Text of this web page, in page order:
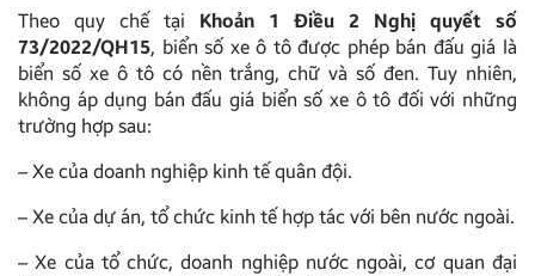
Theo quy chế tại Khoản 1 Điều 2 Nghị quyết số
73/2022/QH15, biển số xe ô tô được phép bán đấu giá là
biển số xe ô tô có nền trắng, chữ và số đen. Tuy nhiên,
không áp dụng bán đấu giá biển số xe ô tô đối với những
trường hợp sau:
– Xe của doanh nghiệp kinh tế quân đội.
– Xe của dự án, tổ chức kinh tế hợp tác với bên nước ngoài.
– Xe của tổ chức, doanh nghiệp nước ngoài, cơ quan đại